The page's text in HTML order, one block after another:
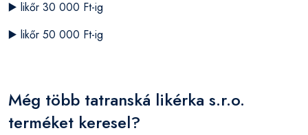
▶️ likőr 30 000 Ft-ig
▶️ likőr 50 000 Ft-ig
Még több tatranská likérka s.r.o.
terméket keresel?